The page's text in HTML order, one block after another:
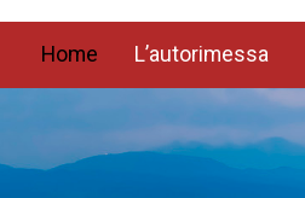
Home L’autorimessa